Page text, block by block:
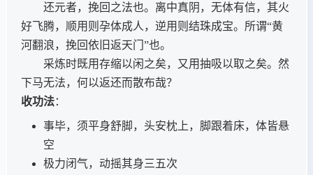
还元者，挽回之法也。离中真阴，无体有信，其火
好飞腾，顺用则孕体成人，逆用则结珠成宝。所谓“黄
河翻浪，挽回依旧返天门”也。
采炼时既用存缩以闲之矣，又用抽吸以取之矣。然
下马无法，何以返还而散布哉？
收功法：
事毕，须平身舒脚，头安枕上，脚跟着床，体皆悬
空
极力闭气，动摇其身三五次